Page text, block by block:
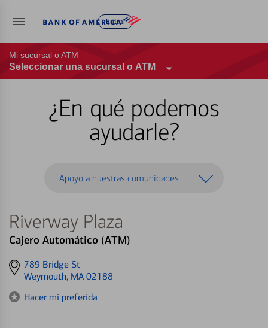
Entrar
Mi sucursal o ATM
Seleccionar una sucursal o ATM
¿En qué podemos
ayudarle?
Apoyo a nuestras comunidades
Riverway Plaza
Cajero Automático (ATM)
Get
directions
789 Bridge St
Weymouth, MA 02188
Hacer mi preferida